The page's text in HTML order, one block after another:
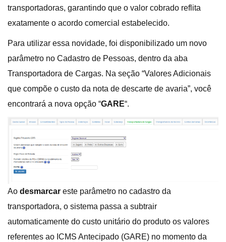
transportadoras, garantindo que o valor cobrado reflita
exatamente o acordo comercial estabelecido.
Para utilizar essa novidade, foi disponibilizado um novo
parâmetro no Cadastro de Pessoas, dentro da aba
Transportadora de Cargas. Na seção “Valores Adicionais
que compõe o custo da nota de descarte de avaria”, você
encontrará a nova opção “GARE“.
Ao desmarcar este parâmetro no cadastro da
transportadora, o sistema passa a subtrair
automaticamente do custo unitário do produto os valores
referentes ao ICMS Antecipado (GARE) no momento da